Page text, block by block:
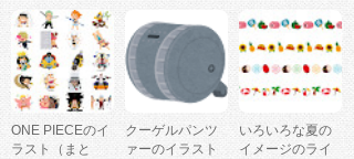
ONE PIECEのイ
ラスト（まと
クーゲルパンツ
ァーのイラスト
いろいろな夏の
イメージのライ